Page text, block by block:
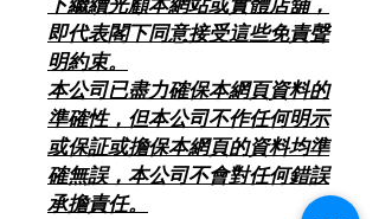
即代表閣下同意接受這些免責聲
明約束。
本公司已盡力確保本網頁資料的
準確性，但本公司不作任何明示
或保証或擔保本網頁的資料均準
確無誤，本公司不會對任何錯誤
承擔責任。